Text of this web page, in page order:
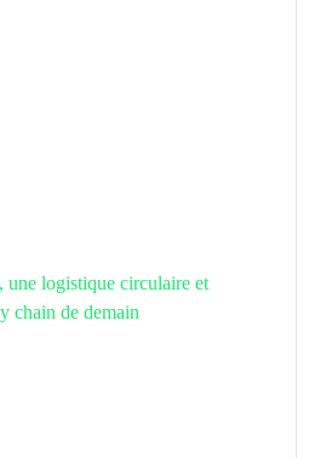
logistique circulaire et
chain de demain